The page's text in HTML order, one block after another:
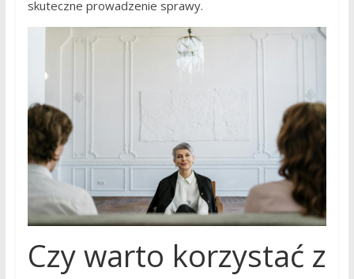
skuteczne prowadzenie sprawy.
Czy warto korzystać z